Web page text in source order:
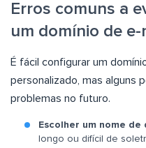
Erros comuns a
um domínio de e-
É fácil configurar um
personalizado, mas alguns
problemas no futuro.
Escolher um nome
longo ou difícil de